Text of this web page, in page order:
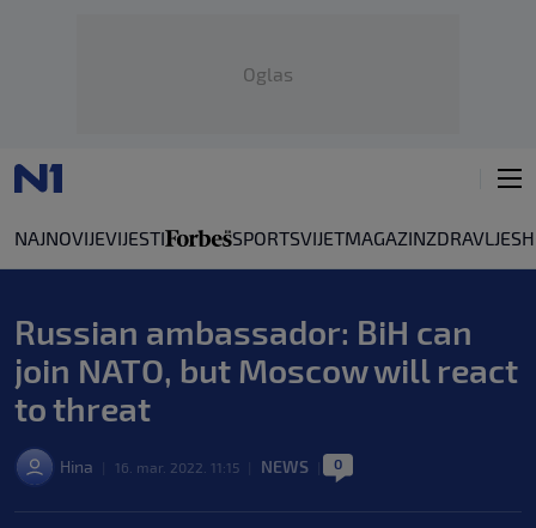
Oglas
NAJNOVIJEVIJESTI SPORTSVIJETMAGAZINZDRAVLJE
Russian ambassador: BiH can
join NATO, but Moscow will react
to threat
Hina 16. mar. 2022. 11:15 NEWS 0